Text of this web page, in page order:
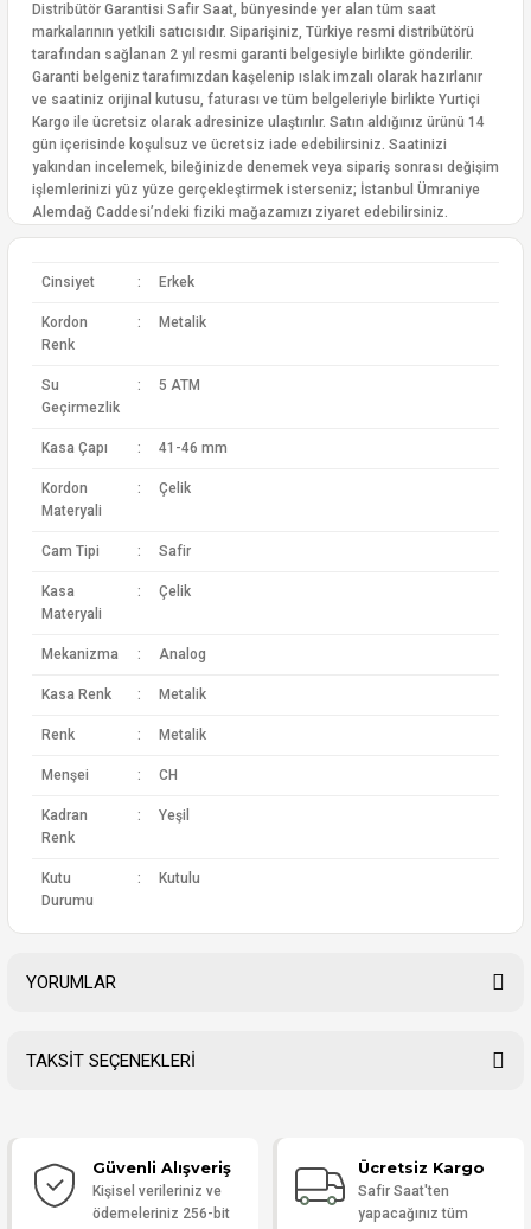
Distribütör Garantisi Safir Saat, bünyesinde yer alan tüm saat
markalarının yetkili satıcısıdır. Siparişiniz, Türkiye resmi distribütörü
tarafından sağlanan 2 yıl resmi garanti belgesiyle birlikte gönderilir.
Garanti belgeniz tarafımızdan kaşelenip ıslak imzalı olarak hazırlanır
ve saatiniz orijinal kutusu, faturası ve tüm belgeleriyle birlikte Yurtiçi
Kargo ile ücretsiz olarak adresinize ulaştırılır. Satın aldığınız ürünü 14
gün içerisinde koşulsuz ve ücretsiz iade edebilirsiniz. Saatinizi
yakından incelemek, bileğinizde denemek veya sipariş sonrası değişim
işlemlerinizi yüz yüze gerçekleştirmek isterseniz; İstanbul Ümraniye
Alemdağ Caddesi’ndeki fiziki mağazamızı ziyaret edebilirsiniz.
Cinsiyet : Erkek
Kordon
Renk
: Metalik
Su
Geçirmezlik
: 5 ATM
Kasa Çapı : 41-46 mm
Kordon
Materyali
: Çelik
Cam Tipi : Safir
Kasa
Materyali
: Çelik
Mekanizma : Analog
Kasa Renk : Metalik
Renk : Metalik
Menşei : CH
Kadran
Renk
: Yeşil
Kutu
Durumu
: Kutulu
YORUMLAR
Yorum Yaz
TAKSİT SEÇENEKLERİ
Güvenli Alışveriş
Kişisel verileriniz ve
ödemeleriniz 256-bit
Ücretsiz Kargo
Safir Saat'ten
yapacağınız tüm